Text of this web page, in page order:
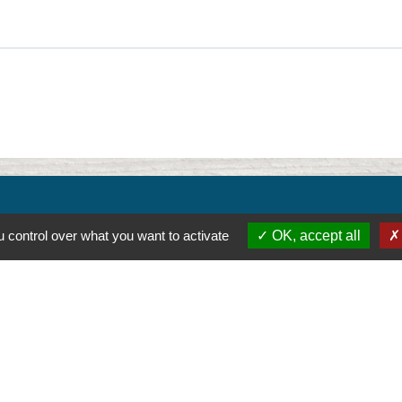
over what you want to activate OK, accept all